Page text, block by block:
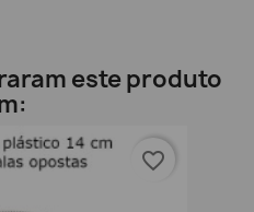
este produto
favorite_border